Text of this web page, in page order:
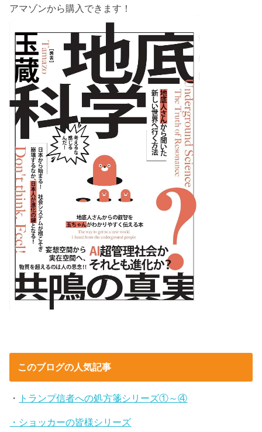
アマゾンから購入できます！
このブログの人気記事
・ トランプ信者への処方箋シリーズ①～④
・ショッカーの皆様シリーズ